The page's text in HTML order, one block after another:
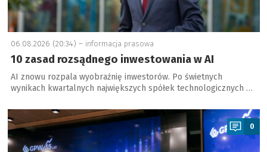
06.08.2026 (20:34) – informacja prasowa
10 zasad rozsądnego inwestowania w AI
AI znowu rozpala wyobraźnię inwestorów. Po świetnych
wynikach kwartalnych największych spółek technologicznych …
a
0